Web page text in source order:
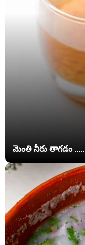
మెంతి నీరు తాగడం .....